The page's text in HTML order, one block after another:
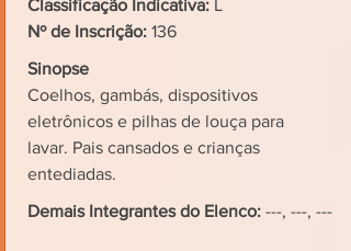
Classificação Indicativa: L
Nº de Inscrição: 136
Sinopse
Coelhos, gambás, dispositivos
eletrônicos e pilhas de louça para
lavar. Pais cansados e crianças
entediadas.
Demais Integrantes do Elenco: ---, ---, ---